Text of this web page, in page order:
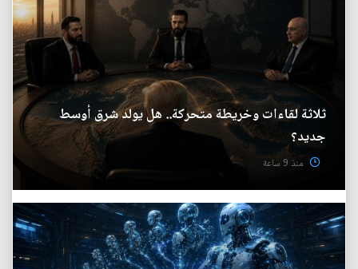
ثلاثة لقاءات وخريطة متحركة.. هل يولد شرق أوسط
جديد؟
منذ 9 ساعة